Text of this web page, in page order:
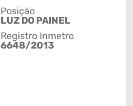
Posição
LUZ DO PAINEL
Registro Inmetro
6648/2013